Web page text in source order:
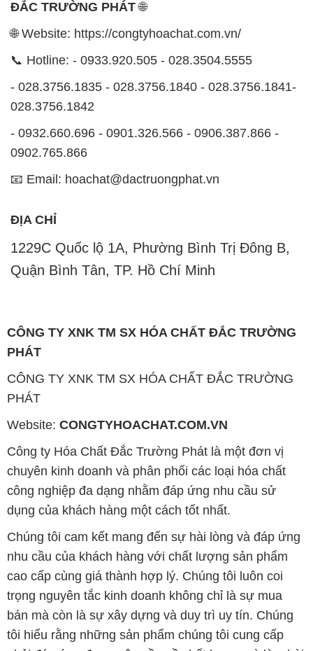
ĐẮC TRƯỜNG PHÁT🌐
🌐 Website: https://congtyhoachat.com.vn/
📞 Hotline: - 0933.920.505 - 028.3504.5555
- 028.3756.1835 - 028.3756.1840 - 028.3756.1841-
028.3756.1842
- 0932.660.696 - 0901.326.566 - 0906.387.866 -
0902.765.866
📧 Email: hoachat@dactruongphat.vn
ĐỊA CHỈ
1229C Quốc lộ 1A, Phường Bình Trị Đông B,
Quận Bình Tân, TP. Hồ Chí Minh
CÔNG TY XNK TM SX HÓA CHẤT ĐẮC TRƯỜNG
PHÁT
CÔNG TY XNK TM SX HÓA CHẤT ĐẮC TRƯỜNG
PHÁT
Website: CONGTYHOACHAT.COM.VN
Công ty Hóa Chất Đắc Trường Phát là một đơn vị
chuyên kinh doanh và phân phối các loại hóa chất
công nghiệp đa dạng nhằm đáp ứng nhu cầu sử
dụng của khách hàng một cách tốt nhất.
Chúng tôi cam kết mang đến sự hài lòng và đáp ứng
nhu cầu của khách hàng với chất lượng sản phẩm
cao cấp cùng giá thành hợp lý. Chúng tôi luôn coi
trọng nguyên tắc kinh doanh không chỉ là sự mua
bán mà còn là sự xây dựng và duy trì uy tín. Chúng
tôi hiểu rằng những sản phẩm chúng tôi cung cấp